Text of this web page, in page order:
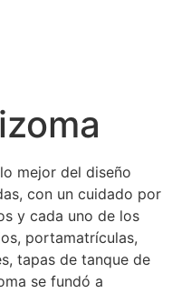
mejor del diseño
con un cuidado por
y cada uno de los
portamatrículas,
tapas de tanque de
se fundó a